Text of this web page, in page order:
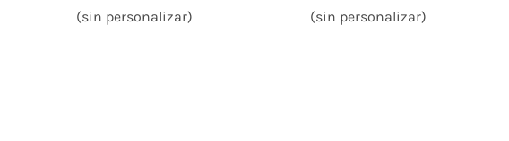
(sin personalizar)
(sin personalizar)